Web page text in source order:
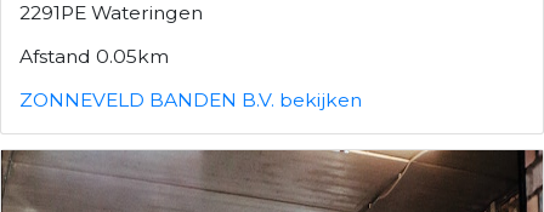
2291PE Wateringen
Afstand 0.05km
ZONNEVELD BANDEN B.V. bekijken